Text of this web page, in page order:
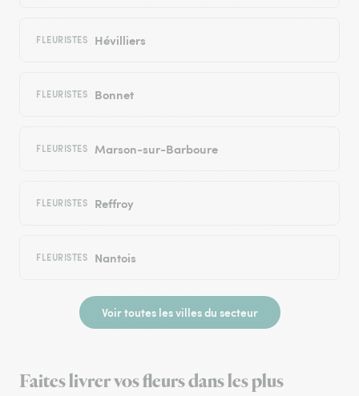
FLEURISTES Hévilliers
FLEURISTES Bonnet
FLEURISTES Marson-sur-Barboure
FLEURISTES Reffroy
FLEURISTES Nantois
Voir toutes les villes du secteur
Faites livrer vos fleurs dans les plus